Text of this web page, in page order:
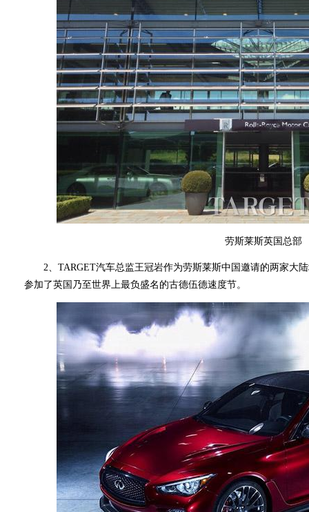
劳斯莱斯英国总部
2、TARGET汽车总监王冠岩作为劳斯莱斯中国邀请的两家大
参加了英国乃至世界上最负盛名的古德伍德速度节。